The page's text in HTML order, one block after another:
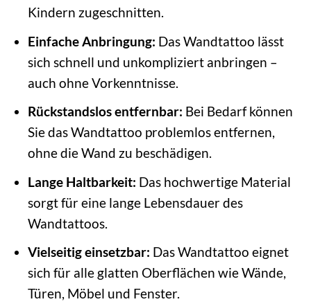
Kindern zugeschnitten.
Einfache Anbringung: Das Wandtattoo lässt
sich schnell und unkompliziert anbringen –
auch ohne Vorkenntnisse.
Rückstandslos entfernbar: Bei Bedarf können
Sie das Wandtattoo problemlos entfernen,
ohne die Wand zu beschädigen.
Lange Haltbarkeit: Das hochwertige Material
sorgt für eine lange Lebensdauer des
Wandtattoos.
Vielseitig einsetzbar: Das Wandtattoo eignet
sich für alle glatten Oberflächen wie Wände,
Türen, Möbel und Fenster.